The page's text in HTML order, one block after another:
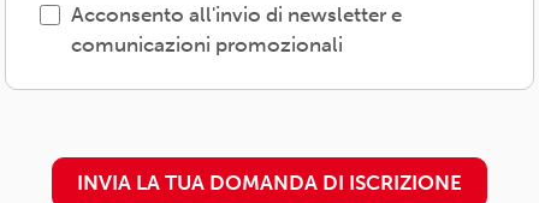
promossi, partecipati o convenzionati).
o limitazione degli stessi, opposizione al
trattamento) presso il proprio
Acconsento all'invio di newsletter e
comunicazioni promozionali
INVIA LA TUA DOMANDA DI ISCRIZIONE